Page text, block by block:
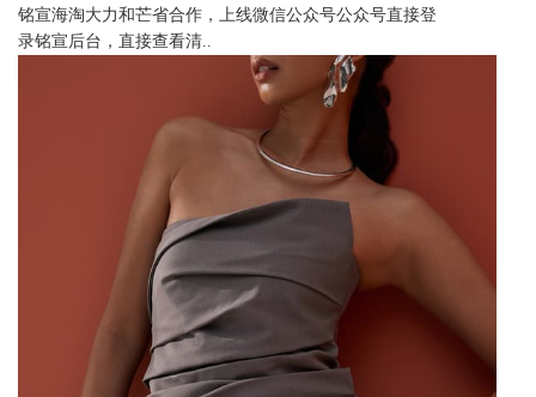
铭宣海淘大力和芒省合作，上线微信公众号公众号直接登
录铭宣后台，直接查看清..